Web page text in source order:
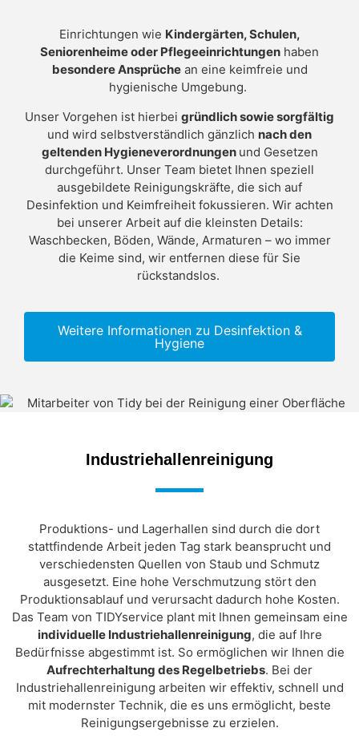
Einrichtungen wie Kindergärten, Schulen,
Seniorenheime oder Pflegeeinrichtungen haben
besondere Ansprüchean eine keimfreie und
hygienische Umgebung.
Unser Vorgehen ist hierbei gründlich sowie sorgfältig
und wird selbstverständlich gänzlich nach den
geltenden Hygieneverordnungen und Gesetzen
durchgeführt. Unser Team bietet Ihnen speziell
ausgebildete Reinigungskräfte, die sich auf
Desinfektion und Keimfreiheit fokussieren. Wir achten
bei unserer Arbeit auf die kleinsten Details:
Waschbecken, Böden, Wände, Armaturen – wo immer
die Keime sind, wir entfernen diese für Sie
rückstandslos.
Weitere Informationen zu Desinfektion &
Hygiene
Industriehallenreinigung
Produktions- und Lagerhallen sind durch die dort
stattfindende Arbeit jeden Tag stark beansprucht und
verschiedensten Quellen von Staub und Schmutz
ausgesetzt. Eine hohe Verschmutzung stört den
Produktionsablauf und verursacht dadurch hohe Kosten.
Das Team von TIDYservice plant mit Ihnen gemeinsam eine
individuelle Industriehallenreinigung, die auf Ihre
Bedürfnisse abgestimmt ist. So ermöglichen wir Ihnen die
Aufrechterhaltung des Regelbetriebs. Bei der
Industriehallenreinigung arbeiten wir effektiv, schnell und
mit modernster Technik, die es uns ermöglicht, beste
Reinigungsergebnisse zu erzielen.